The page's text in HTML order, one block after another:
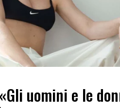
uomini e le